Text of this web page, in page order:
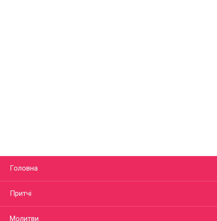
Головна
Притчі
Молитви